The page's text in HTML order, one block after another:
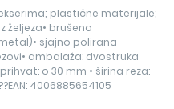
plastične materijale;
željeza• brušeno
sjajno polirana
ambalaža: dvostruka
o 30 mm • širina reza:
4006885654105